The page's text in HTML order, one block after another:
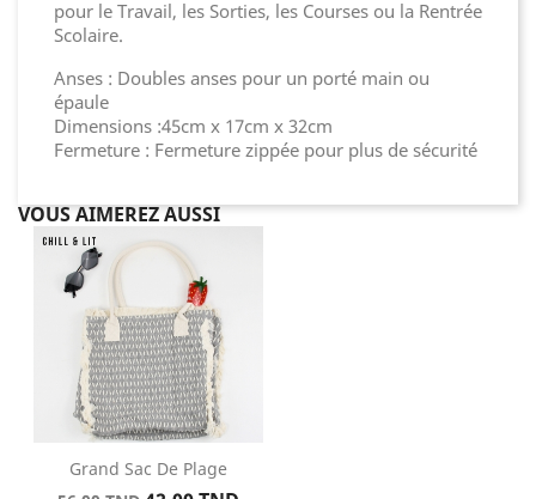
pour le Travail, les Sorties, les Courses ou la Rentrée
Scolaire.
Anses : Doubles anses pour un porté main ou
épaule
Dimensions :45cm x 17cm x 32cm
Fermeture : Fermeture zippée pour plus de sécurité
VOUS AIMEREZ AUSSI
Grand Sac De Plage